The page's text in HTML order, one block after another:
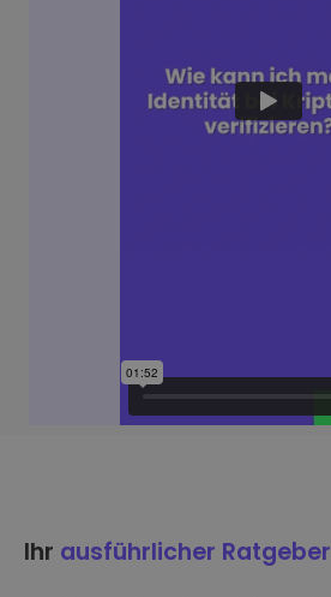
Ihr ausführlicher Ratgeber